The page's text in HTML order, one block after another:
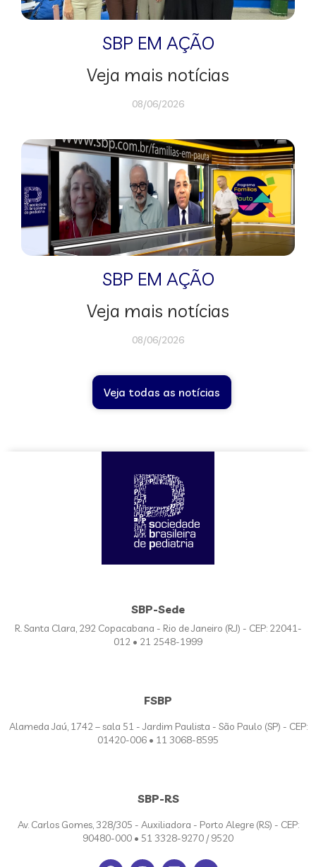
SBP EM AÇÃO
Veja mais notícias
08/06/2026
SBP EM AÇÃO
Veja mais notícias
08/06/2026
Veja todas as notícias
SBP-Sede
R. Santa Clara, 292 Copacabana - Rio de Janeiro (RJ) - CEP: 22041-
012 • 21 2548-1999
FSBP
Alameda Jaú, 1742 – sala 51 - Jardim Paulista - São Paulo (SP) - CEP:
01420-006 • 11 3068-8595
SBP-RS
Av. Carlos Gomes, 328/305 - Auxiliadora - Porto Alegre (RS) - CEP:
90480-000 • 51 3328-9270 / 9520